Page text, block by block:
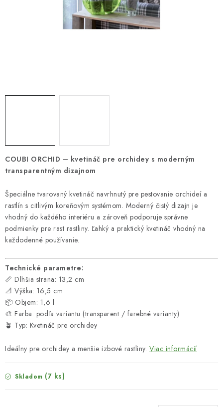
Podmienky ochrany osobných údajov
COUBI ORCHID – kvetináč pre orchidey s moderným
transparentným dizajnom
Špeciálne tvarovaný kvetináč navrhnutý pre pestovanie orchideí a
rastlín s citlivým koreňovým systémom. Moderný čistý dizajn je
vhodný do každého interiéru a zároveň podporuje správne
podmienky pre rast rastliny. Ľahký a praktický kvetináč vhodný na
každodenné používanie.
Technické parametre:
📏 Dlhšia strana: 13,2 cm
📐 Výška: 16,5 cm
📦 Objem: 1,6 l
🎨 Farba: podľa variantu (transparent / farebné varianty)
🪴 Typ: Kvetináč pre orchidey
Ideálny pre orchidey a menšie izbové rastliny. Viac informácií
Skladom (7 ks)